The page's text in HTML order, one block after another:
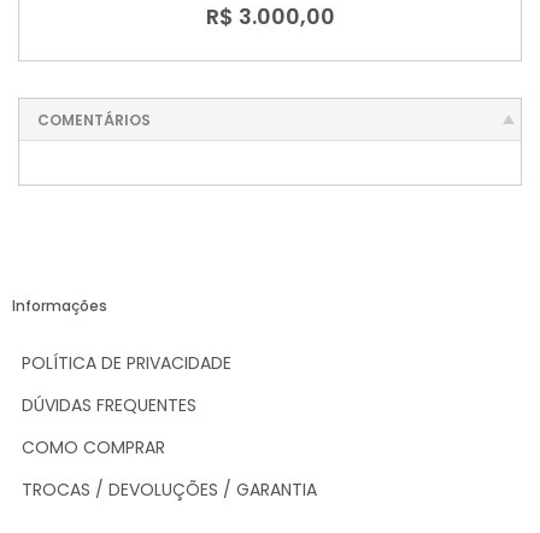
R$ 3.000,00
COMENTÁRIOS
Informações
POLÍTICA DE PRIVACIDADE
DÚVIDAS FREQUENTES
COMO COMPRAR
TROCAS / DEVOLUÇÕES / GARANTIA